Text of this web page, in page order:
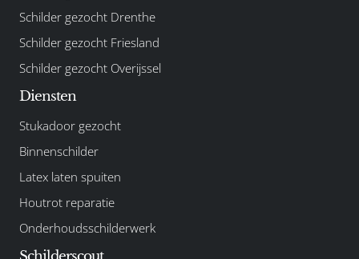
Schilder gezocht Drenthe
Schilder gezocht Friesland
Schilder gezocht Overijssel
Diensten
Stukadoor gezocht
Binnenschilder
Latex laten spuiten
Houtrot reparatie
Onderhoudsschilderwerk